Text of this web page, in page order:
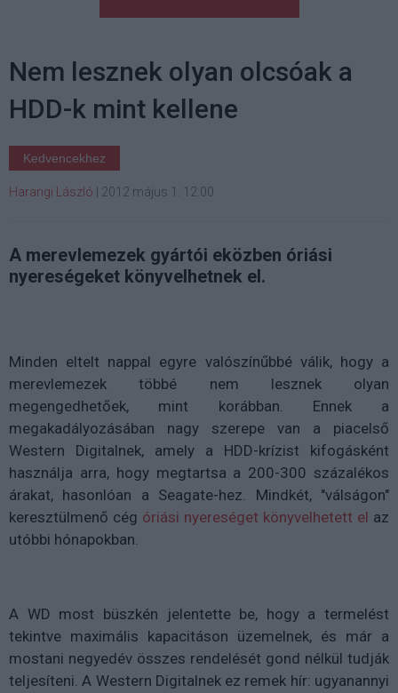
Nem lesznek olyan olcsóak a
HDD-k mint kellene
Kedvencekhez
Harangi László 2012 május 1. 12:00
A merevlemezek gyártói eközben óriási
nyereségeket könyvelhetnek el.
Minden eltelt nappal egyre valószínűbbé válik, hogy a
merevlemezek többé nem lesznek olyan
megengedhetőek, mint korábban. Ennek a
megakadályozásában nagy szerepe van a piacelső
Western Digitalnek, amely a HDD-krízist kifogásként
használja arra, hogy megtartsa a 200-300 százalékos
árakat, hasonlóan a Seagate-hez. Mindkét, "válságon"
keresztülmenő cég óriási nyereséget könyvelhetett el az
utóbbi hónapokban.
A WD most büszkén jelentette be, hogy a termelést
tekintve maximális kapacitáson üzemelnek, és már a
mostani negyedév összes rendelését gond nélkül tudják
teljesíteni. A Western Digitalnek ez remek hír: ugyanannyi